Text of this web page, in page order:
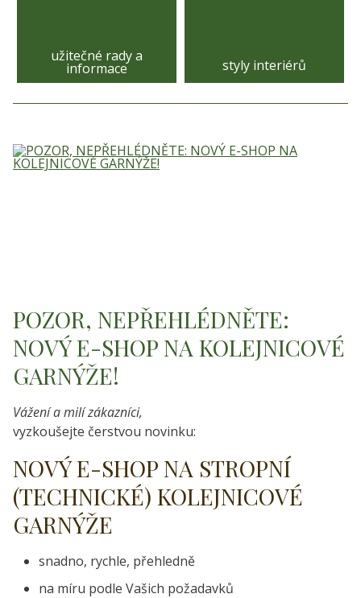
užitečné rady a
informace styly interiérů
POZOR, NEPŘEHLÉDNĚTE:
NOVÝ E-SHOP NA KOLEJNICOVÉ
GARNÝŽE!
Vážení a milí zákazníci,
vyzkoušejte čerstvou novinku:
NOVÝ E-SHOP NA STROPNÍ
(TECHNICKÉ) KOLEJNICOVÉ
GARNÝŽE
snadno, rychle, přehledně
na míru podle Vašich požadavků